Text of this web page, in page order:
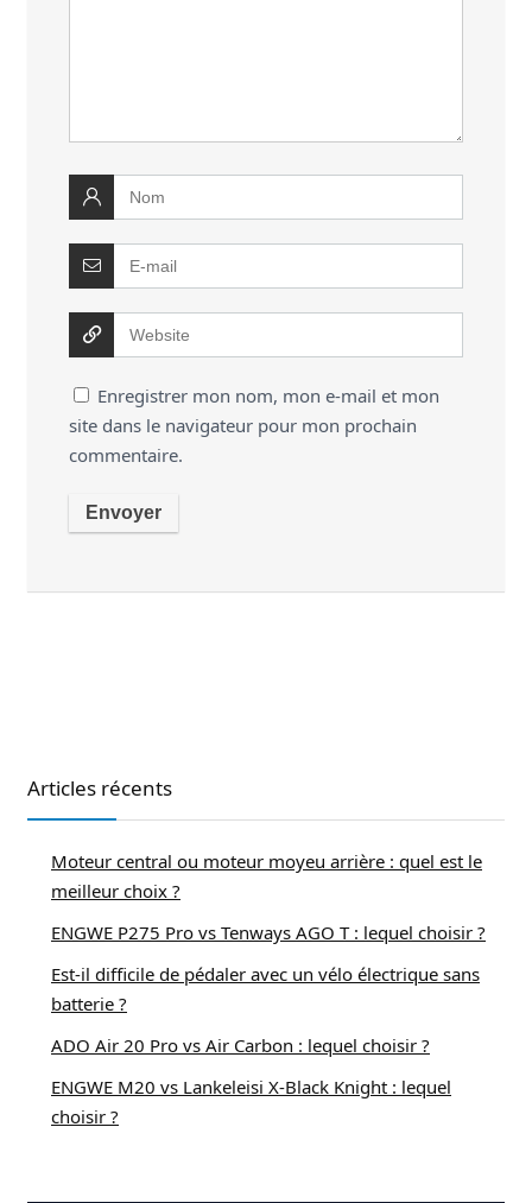
Enregistrer mon nom, mon e-mail et mon
site dans le navigateur pour mon prochain
commentaire.
Articles récents
Moteur central ou moteur moyeu arrière : quel est le
meilleur choix ?
ENGWE P275 Pro vs Tenways AGO T : lequel choisir ?
Est-il difficile de pédaler avec un vélo électrique sans
batterie ?
ADO Air 20 Pro vs Air Carbon : lequel choisir ?
ENGWE M20 vs Lankeleisi X-Black Knight : lequel
choisir ?